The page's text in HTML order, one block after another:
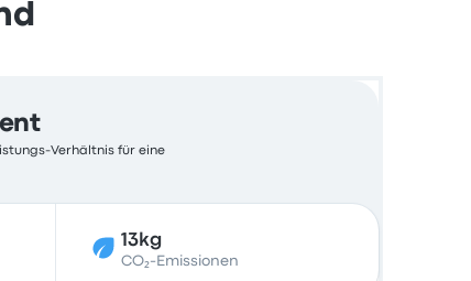
Verhältnis für eine
13kg
CO₂-Emissionen